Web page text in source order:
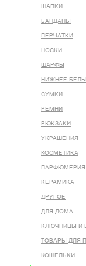
ШАПКИ
БАНДАНЫ
ПЕРЧАТКИ
НОСКИ
ШАРФЫ
НИЖНЕЕ
СУМКИ
РЕМНИ
РЮКЗАКИ
УКРАШЕНИЯ
КОСМЕТИКА
ПАРФЮМЕРИЯ
КЕРАМИКА
ДРУГОЕ
ДЛЯ ДОМА
КЛЮЧНИЦЫ И
ТОВАРЫ ДЛЯ
КОШЕЛЬКИ